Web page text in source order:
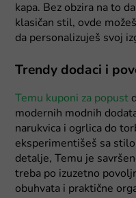
kapa. Bez obzira na to
klasičan stil, ovde
da personalizuješ svoj
Trendy dodaci i
Temu kuponi za popust
modernih modnih
narukvica i ogrlica do
eksperimentišeš sa
detalje, Temu je
treba po izuzetno
obuhvata i praktične